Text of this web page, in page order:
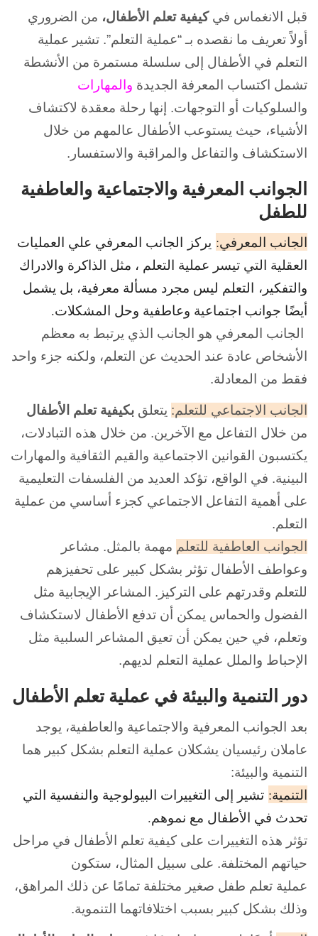
قبل الانغماس فيكيفية تعلم الأطفال، من الضروري
أولاً تعريف ما نقصده بـ “عملية التعلم”. تشير عملية
التعلم في الأطفال إلى سلسلة مستمرة من الأنشطة
تشمل اكتساب المعرفة الجديدة والمهارات
والسلوكيات أو التوجهات. إنها رحلة معقدة لاكتشاف
الأشياء، حيث يستوعب الأطفال عالمهم من خلال
الاستكشاف والتفاعل والمراقبة والاستفسار.
الجوانب المعرفية والاجتماعية والعاطفية
للطفل
الجانب المعرفي: يركز الجانب المعرفي علي العمليات
العقلية التي تيسر عملية التعلم ، مثل الذاكرة والادراك
والتفكير، التعلم ليس مجرد مسألة معرفية، بل يشمل
أيضًا جوانب اجتماعية وعاطفية وحل المشكلات.
الجانب المعرفي هو الجانب الذي يرتبط به معظم
الأشخاص عادة عند الحديث عن التعلم، ولكنه جزء واحد
فقط من المعادلة.
الجانب الاجتماعي للتعلم: يتعلق بكيفية تعلم الأطفال
من خلال التفاعل مع الآخرين. من خلال هذه التبادلات،
يكتسبون القوانين الاجتماعية والقيم الثقافية والمهارات
البينية. في الواقع، تؤكد العديد من الفلسفات التعليمية
على أهمية التفاعل الاجتماعي كجزء أساسي من عملية
التعلم.
الجوانب العاطفية للتعلم مهمة بالمثل. مشاعر
وعواطف الأطفال تؤثر بشكل كبير على تحفيزهم
للتعلم وقدرتهم على التركيز. المشاعر الإيجابية مثل
الفضول والحماس يمكن أن تدفع الأطفال لاستكشاف
وتعلم، في حين يمكن أن تعيق المشاعر السلبية مثل
الإحباط والملل عملية التعلم لديهم.
دور التنمية والبيئة في عملية تعلم الأطفال
بعد الجوانب المعرفية والاجتماعية والعاطفية، يوجد
عاملان رئيسيان يشكلان عملية التعلم بشكل كبير هما
التنمية والبيئة:
التنمية: تشير إلى التغييرات البيولوجية والنفسية التي
تحدث في الأطفال مع نموهم.
تؤثر هذه التغييرات على كيفية تعلم الأطفال في مراحل
حياتهم المختلفة. على سبيل المثال، ستكون
عملية تعلم طفل صغير مختلفة تمامًا عن ذلك المراهق،
وذلك بشكل كبير بسبب اختلافاتهما التنموية.